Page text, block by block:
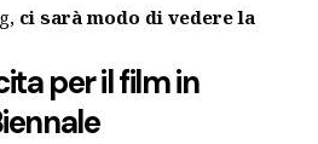
ci sarà modo di vedere la
per il film in